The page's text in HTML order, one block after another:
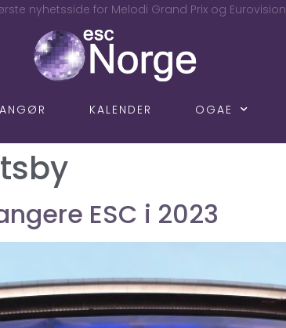
nyhetsside for Melodi Grand Prix og Eurovision
KALENDER OGAE
ESC i 2023